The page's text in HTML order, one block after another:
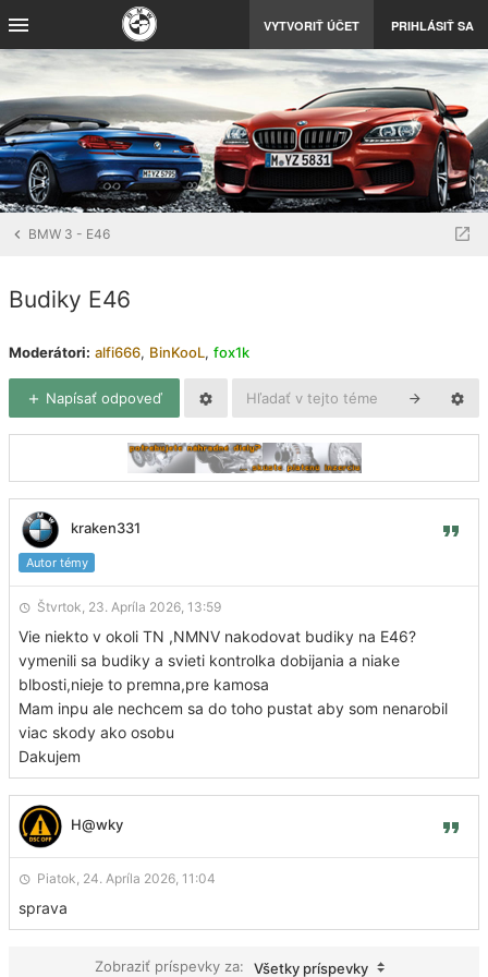
VYTVORIŤ ÚČET PRIHLÁSIŤ SA
BMW 3 - E46
Budiky E46
Moderátori: alfi666, BinKooL, fox1k
Napísať odpoveď
kraken331
Autor témy
Štvrtok, 23. Apríla 2026, 13:59
Vie niekto v okoli TN ,NMNV nakodovat budiky na E46?
vymenili sa budiky a svieti kontrolka dobijania a niake
blbosti,nieje to premna,pre kamosa
Mam inpu ale nechcem sa do toho pustat aby som nenarobil
viac skody ako osobu
Dakujem
H@wky
Piatok, 24. Apríla 2026, 11:04
sprava
Zobraziť príspevky za: Všetky príspevky